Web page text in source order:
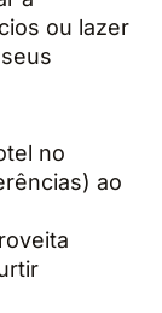
ou lazer
no
ao